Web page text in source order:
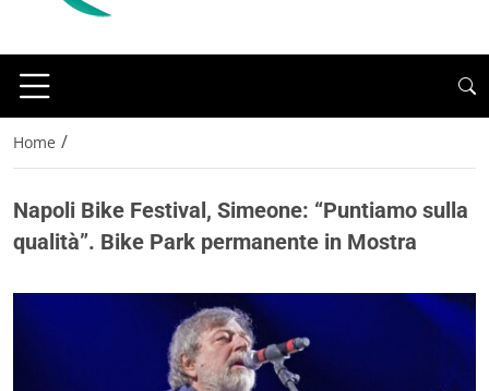
Home /
Napoli Bike Festival, Simeone: “Puntiamo sulla
qualità”. Bike Park permanente in Mostra